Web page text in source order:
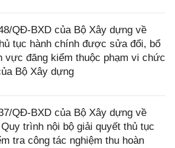
QĐ-BXD của Bộ Xây dựng về
tục hành chính được sửa đổi, bổ
vực đăng kiểm thuộc phạm vi chức
Bộ Xây dựng
QĐ-BXD của Bộ Xây dựng về
trình nội bộ giải quyết thủ tục
tra công tác nghiệm thu hoàn